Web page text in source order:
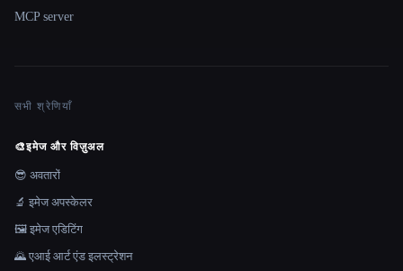
MCP server
सभी श्रेणियाँ
🎨इमेज और विज़ुअल
😎 अवतारों
🔬 इमेज अपस्केलर
🖼️ इमेज एडिटिंग
🌄 एआई आर्ट एंड इलस्ट्रेशन